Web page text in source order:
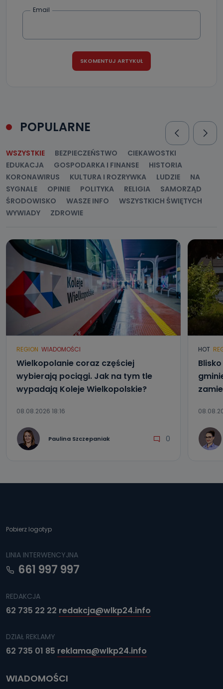
Email
POPULARNE
WSZYSTKIE BEZPIECZEŃSTWO
CIEKAWOSTKI
EDUKACJA
GOSPODARKA I FINANSE
HISTORIA
KORONAWIRUS
KULTURA I ROZRYWKA LUDZIE
NA
SYGNALE
OPINIE POLITYKA RELIGIA
SAMORZĄD
ŚRODOWISKO
WASZE INFO
WSZYSTKICH ŚWIĘTYCH
WYWIADY
ZDROWIE
REGION WIADOMOŚCI
Wielkopolanie coraz częściej
wybierają pociągi. Jak na tym tle
wypadają Koleje Wielkopolskie?
08.08.2026 18:16
Paulina Szczepaniak 0
HOT
Pobierz logotyp
LINIA INTERWENCYJNA
661 997 997
REDAKCJA
62 735 22 22 redakcja@wlkp24.info
DZIAŁ REKLAMY
62 735 01 85 reklama@wlkp24.info
WIADOMOŚCI